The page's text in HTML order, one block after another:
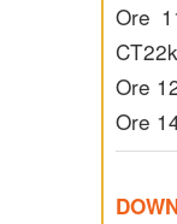
Ore
Ore
Ore